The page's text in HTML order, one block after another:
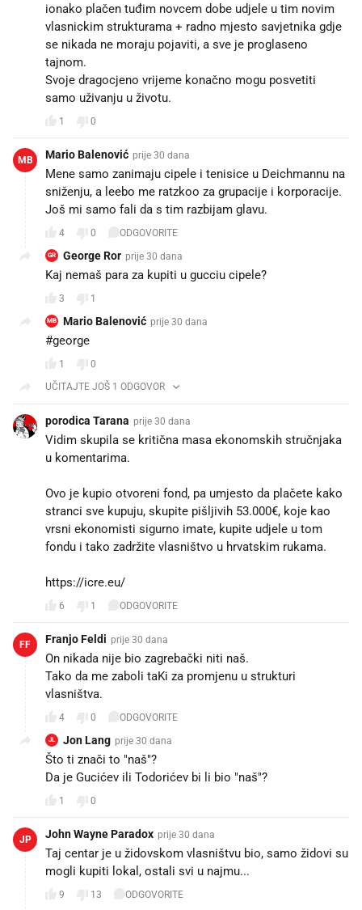
ionako plačen tuđim novcem dobe udjele u tim novim
vlasnickim strukturama + radno mjesto savjetnika gdje
se nikada ne moraju pojaviti, a sve je proglaseno
tajnom.
Svoje dragocjeno vrijeme konačno mogu posvetiti
samo uživanju u životu.
1 0
MB Mario Balenović prije 30 dana
Mene samo zanimaju cipele i tenisice u Deichmannu na
sniženju, a leebo me ratzkoo za grupacije i korporacije.
Još mi samo fali da s tim razbijam glavu.
4 0 ODGOVORITE
GR George Ror prije 30 dana
Kaj nemaš para za kupiti u gucciu cipele? 🤣
3 1
MB Mario Balenović prije 30 dana
#george 😀👍
1
0
UČITAJTE JOŠ 1 ODGOVOR
porodica Tarana prije 30 dana
Vidim skupila se kritična masa ekonomskih stručnjaka
u komentarima.
Ovo je kupio otvoreni fond, pa umjesto da plačete kako
stranci sve kupuju, skupite pišljivih 53.000€, koje kao
vrsni ekonomisti sigurno imate, kupite udjele u tom
fondu i tako zadržite vlasništvo u hrvatskim rukama.
https://icre.eu/
6 1 ODGOVORITE
FF Franjo Feldi prije 30 dana
On nikada nije bio zagrebački niti naš.
Tako da me zaboli taKi za promjenu u strukturi
vlasništva.
4 0 ODGOVORITE
JL Jon Lang prije 30 dana
Što ti znači to "naš"?
Da je Gucićev ili Todorićev bi li bio "naš"?
1 0
JP John Wayne Paradox prije 30 dana
Taj centar je u židovskom vlasništvu bio, samo židovi su
mogli kupiti lokal, ostali svi u najmu...
9 13 ODGOVORITE